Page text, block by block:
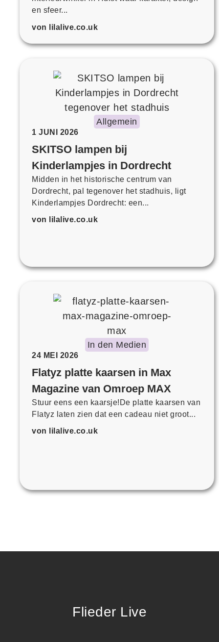
en sfeer...
von lilalive.co.uk
Allgemein
1 JUNI 2026
SKITSO lampen bij
Kinderlampjes in Dordrecht
Midden in het historische centrum van
Dordrecht, pal tegenover het stadhuis, ligt
Kinderlampjes Dordrecht: een...
von lilalive.co.uk
In den Medien
24 MEI 2026
Flatyz platte kaarsen in Max
Magazine van Omroep MAX
Stuur eens een kaarsje!De platte kaarsen van
Flatyz laten zien dat een cadeau niet groot...
von lilalive.co.uk
Flieder Live